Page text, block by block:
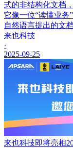
式的非结构化文档
它像一位“读懂业务
自然语言提出的文
来也科技
·
2025-09-25
来也科技即将亮相